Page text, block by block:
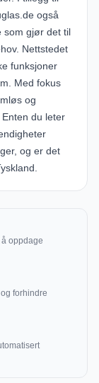
også
som gjør det til
Nettstedet
funksjoner
Med fokus
og
du leter
og er det
oppdage
forhindre